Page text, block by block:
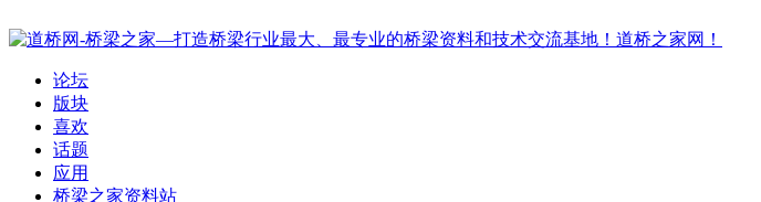
论坛
版块
喜欢
话题
应用
桥梁之家资料站